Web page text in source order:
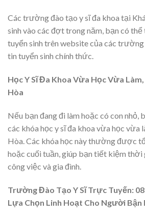
Các trường đào tạo y sĩ đa khoa tại
sinh vào các đợt trong năm, bạn có
tuyển sinh trên website của các
tin tuyển sinh chính thức.
Học Y Sĩ Đa Khoa Vừa Học Vừa
Hòa
Nếu bạn đang đi làm hoặc có con nhỏ,
các khóa học y sĩ đa khoa vừa học vừa
Hòa. Các khóa học này thường được
hoặc cuối tuần, giúp bạn tiết kiệm thời
công việc và gia đình.
Trường Đào Tạo Y Sĩ Trực Tuyến:
Lựa Chọn Linh Hoạt Cho Người Bận